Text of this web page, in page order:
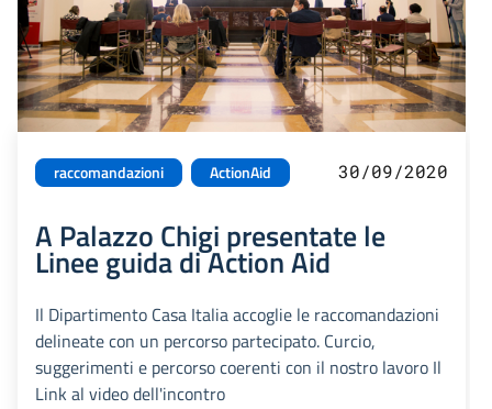
raccomandazioni ActionAid 30/09/2020
A Palazzo Chigi presentate le
Linee guida di Action Aid
Il Dipartimento Casa Italia accoglie le raccomandazioni
delineate con un percorso partecipato. Curcio,
suggerimenti e percorso coerenti con il nostro lavoro Il
Link al video dell'incontro